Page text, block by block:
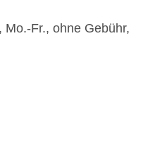
Fr., ohne Gebühr,